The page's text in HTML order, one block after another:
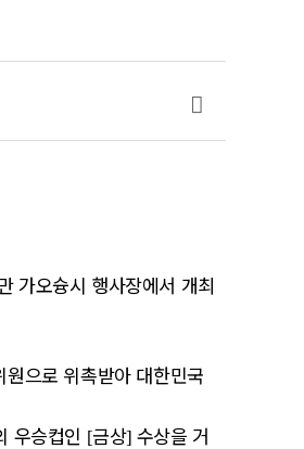
가오슝시 행사장에서 개최
원으로 위촉받아 대한민국
우승컵인 [금상] 수상을 거